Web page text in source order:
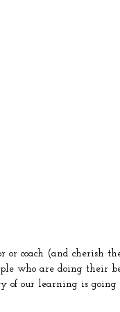
coach (and cherish the
who are doing their
our learning is going